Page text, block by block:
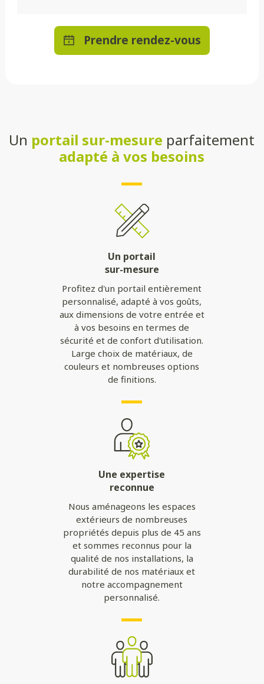
Prendre rendez-vous
Un portail sur-mesure parfaitement
adapté à vos besoins
Un portail
sur-mesure
Profitez d'un portail entièrement
personnalisé, adapté à vos goûts,
aux dimensions de votre entrée et
à vos besoins en termes de
sécurité et de confort d'utilisation.
Large choix de matériaux, de
couleurs et nombreuses options
de finitions.
Une expertise
reconnue
Nous aménageons les espaces
extérieurs de nombreuses
propriétés depuis plus de 45 ans
et sommes reconnus pour la
qualité de nos installations, la
durabilité de nos matériaux et
notre accompagnement
personnalisé.